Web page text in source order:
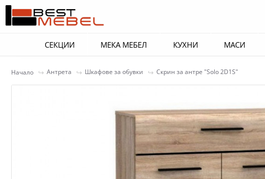
СЕКЦИИ МЕКА МЕБЕЛ КУХНИ МАСИ
Начало Антрета Шкафове за обувки Скрин за антре "Solo 2D1S"